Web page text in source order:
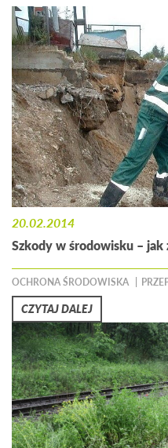
Szkody w środowisku – jak
20.02.2014
OCHRONA ŚRODOWISKA
CZYTAJ DALEJ